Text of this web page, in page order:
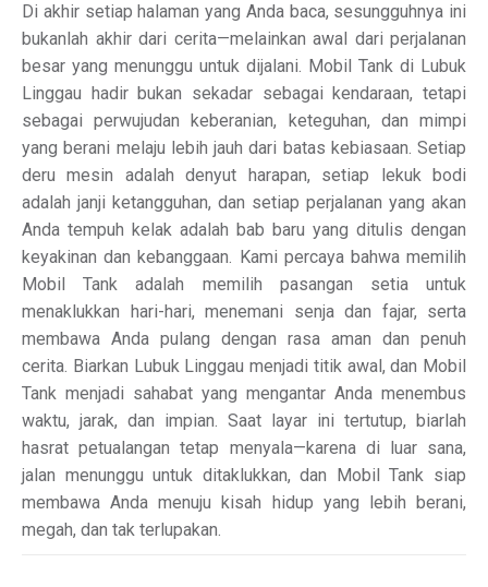
Di akhir setiap halaman yang Anda baca, sesungguhnya ini
bukanlah akhir dari cerita—melainkan awal dari perjalanan
besar yang menunggu untuk dijalani. Mobil Tank di Lubuk
Linggau hadir bukan sekadar sebagai kendaraan, tetapi
sebagai perwujudan keberanian, keteguhan, dan mimpi
yang berani melaju lebih jauh dari batas kebiasaan. Setiap
deru mesin adalah denyut harapan, setiap lekuk bodi
adalah janji ketangguhan, dan setiap perjalanan yang akan
Anda tempuh kelak adalah bab baru yang ditulis dengan
keyakinan dan kebanggaan. Kami percaya bahwa memilih
Mobil Tank adalah memilih pasangan setia untuk
menaklukkan hari-hari, menemani senja dan fajar, serta
membawa Anda pulang dengan rasa aman dan penuh
cerita. Biarkan Lubuk Linggau menjadi titik awal, dan Mobil
Tank menjadi sahabat yang mengantar Anda menembus
waktu, jarak, dan impian. Saat layar ini tertutup, biarlah
hasrat petualangan tetap menyala—karena di luar sana,
jalan menunggu untuk ditaklukkan, dan Mobil Tank siap
membawa Anda menuju kisah hidup yang lebih berani,
megah, dan tak terlupakan.